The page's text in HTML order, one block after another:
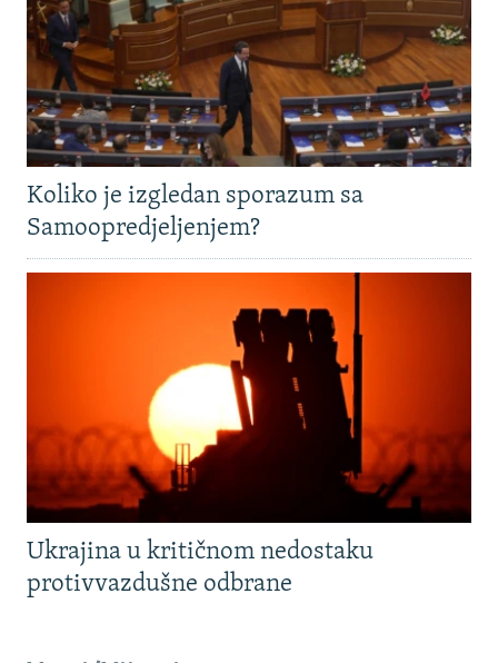
Koliko je izgledan sporazum sa
Samoopredjeljenjem?
Ukrajina u kritičnom nedostaku
protivvazdušne odbrane